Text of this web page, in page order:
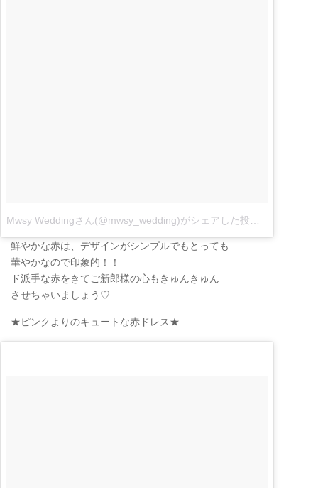
鮮やかな赤は、デザインがシンプルでもとっても
華やかなので印象的！！
ド派手な赤をきてご新郎様の心もきゅんきゅん
させちゃいましょう♡
★ピンクよりのキュートな赤ドレス★